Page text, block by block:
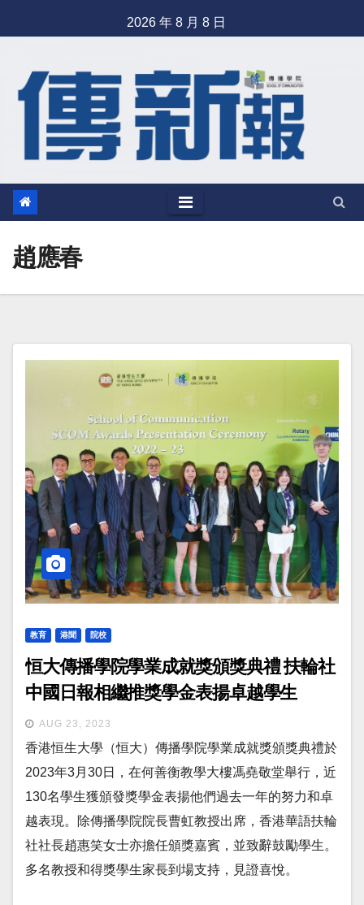
to
2026 年 8 月 8 日
趙應春
教育 港聞 院校
恒大傳播學院學業成就獎頒獎典禮 扶輪社
中國日報相繼推獎學金表揚卓越學生
AUG 23, 2023
香港恒生大學（恒大）傳播學院學業成就獎頒獎典禮於
2023年3月30日，在何善衡教學大樓馮堯敬堂舉行，近
130名學生獲頒發獎學金表揚他們過去一年的努力和卓
越表現。除傳播學院院長曹虹教授出席，香港華語扶輪
社社長趙惠笑女士亦擔任頒獎嘉賓，並致辭鼓勵學生。
多名教授和得獎學生家長到場支持，見證喜悅。